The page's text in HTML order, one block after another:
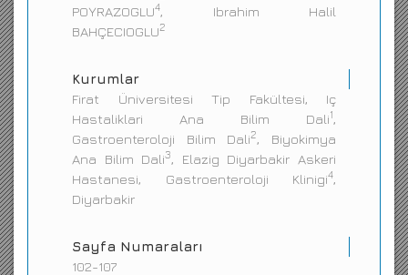
POYRAZOGLU4, Ibrahim Halil
BAHÇECIOGLU2
Kurumlar
Firat Üniversitesi Tip Fakültesi, Iç
Hastaliklari Ana Bilim Dali1,
Gastroenteroloji Bilim Dali2, Biyokimya
Ana Bilim Dali3, Elazig Diyarbakir Askeri
Hastanesi, Gastroenteroloji Klinigi4,
Diyarbakir
Sayfa Numaraları
102-107